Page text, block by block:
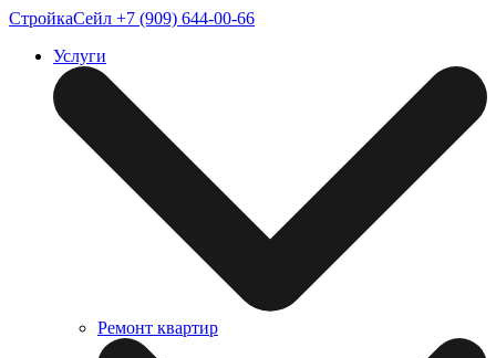
СтройкаСейл +7 (909) 644-00-66
Услуги
Ремонт квартир